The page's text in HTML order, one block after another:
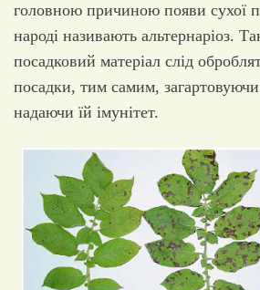
головною причиною появи сухої
народі називають альтернаріоз.
посадковий матеріал слід
посадки, тим самим,
надаючи їй імунітет.